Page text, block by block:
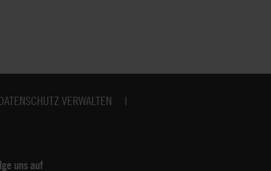
VERWALTEN
uns auf